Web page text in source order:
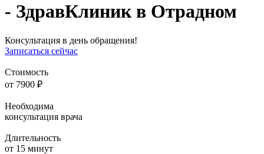
- ЗдравКлиник в Отрадном
Консультация в день обращения!
Записаться сейчас
Стоимость
от 7900 ₽
Необходима
консультация врача
Длительность
от 15 минут